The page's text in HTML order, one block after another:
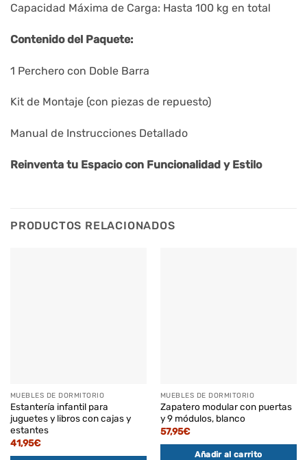
Capacidad Máxima de Carga: Hasta 100 kg en total
Contenido del Paquete:
1 Perchero con Doble Barra
Kit de Montaje (con piezas de repuesto)
Manual de Instrucciones Detallado
Reinventa tu Espacio con Funcionalidad y Estilo
PRODUCTOS RELACIONADOS
MUEBLES DE DORMITORIO
Estantería infantil para
juguetes y libros con cajas y
estantes
41,95€
MUEBLES DE DORMITORIO
Zapatero modular con puertas
y 9 módulos, blanco
57,95€
Añadir al carrito